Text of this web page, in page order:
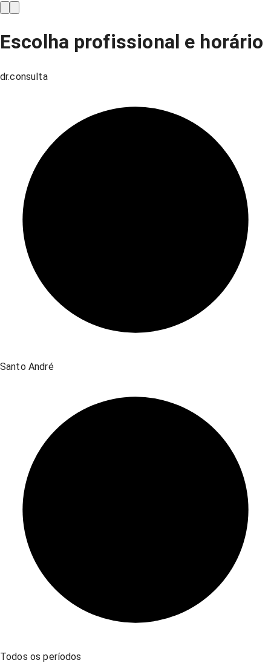
Escolha profissional e horário
dr.consulta
Santo André
Todos os períodos